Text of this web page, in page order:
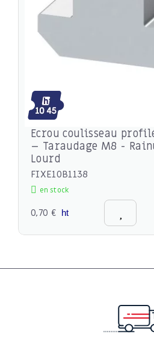
Ecrou coulisseau
– Taraudage M8 -
Lourd
FIXE10B1138
en stock
0,70 € ht